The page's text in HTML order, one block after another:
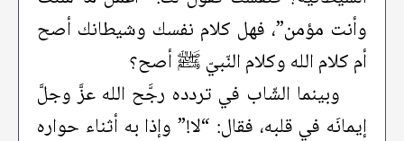
وأنت مؤمن”، فهل كلام نفسك وشيطانك أصح
أم كلام الله وكلام النّبيّ ﷺ أصح؟
وبينما الشّاب في تردده رجَّح الله عزَّ وجلَّ
إيمانَه في قلبه، فقال: “لا!” وإذا به أثناء حواره